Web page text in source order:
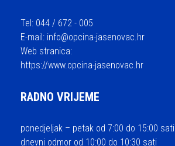
Tel: 044 / 672 - 005
E-mail: info@opcina-jasenovac.hr
Web stranica:
https://www.opcina-jasenovac.hr
RADNO VRIJEME
ponedjeljak – petak od 7:00 do 15:00 sati
dnevni odmor od 10:00 do 10:30 sati